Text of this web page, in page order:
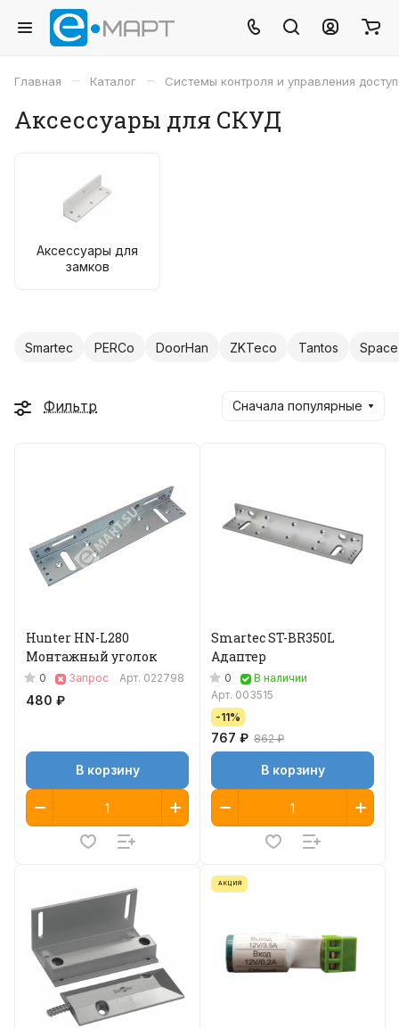
Главная – Каталог – Системы контроля и управления
Аксессуары для СКУД
Аксессуары для
замков
Smartec PERCo DoorHan ZKTeco Tantos
Фильтр Сначала популярные
Hunter HN-L280
Монтажный уголок
0 Запрос Арт. 022798
480 ₽
В корзину
Smartec ST-BR350L
Адаптер
0
В наличии
Арт. 003515
-11%
767 ₽ 862 ₽
В корзину
АКЦИЯ